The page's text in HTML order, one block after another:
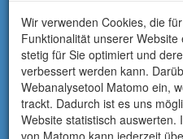
Wir verwenden Cookies, die
Funktionalität unserer
stetig für Sie optimiert und
verbessert werden kann.
Webanalysetool Matomo ein,
trackt. Dadurch ist es uns
Website statistisch auswerten.
von Matomo kann jederzeit